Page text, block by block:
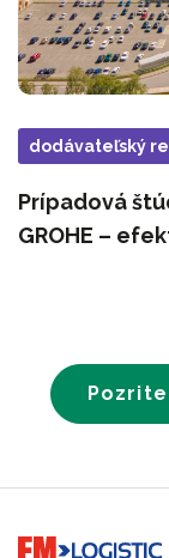
dodávateľský
Prípadová
GROHE –
Go to home page